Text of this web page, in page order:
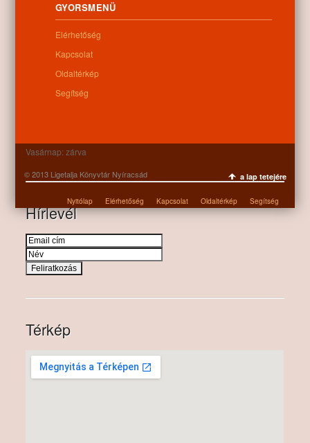
4262 Nyíracsád, Kassai u. 4.
+36 52 206 031
Nyitva tartás:
Hétfő: 9:00-12:00 13:00-16:30
Kedd: 9:00-12:00 13:00-16:30
Szerda: 9:00-12:00 13:00-16:30
Vasárnap: zárva
Hírlevél
Térkép
GYORSMENÜ
Elérhetőség
Kapcsolat
Oldaltérkép
Segítség
© 2013 Ligetalja Könyvtár Nyíracsád a lap tetejére
Nyitólap Elérhetőség Kapcsolat Oldaltérkép Segítség